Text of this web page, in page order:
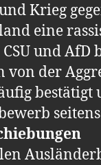
Krieg
eine
CSU und
von der